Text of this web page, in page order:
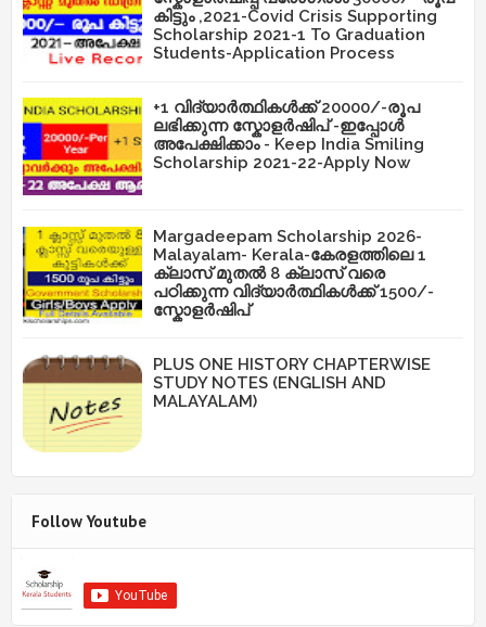
കിട്ടും ,2021-Covid Crisis Supporting
Scholarship 2021-1 To Graduation
Students-Application Process
+1 വിദ്യാർത്ഥികൾക്ക് 20000/-രൂപ
ലഭിക്കുന്ന സ്കോളർഷിപ് -ഇപ്പോൾ
അപേക്ഷിക്കാം - Keep India Smiling
Scholarship 2021-22-Apply Now
Margadeepam Scholarship 2026-
Malayalam- Kerala-കേരളത്തിലെ 1
ക്ലാസ് മുതൽ 8 ക്ലാസ് വരെ
പഠിക്കുന്ന വിദ്യാർത്ഥികൾക്ക് 1500/-
സ്കോളർഷിപ്
PLUS ONE HISTORY CHAPTERWISE
STUDY NOTES (ENGLISH AND
MALAYALAM)
Follow Youtube